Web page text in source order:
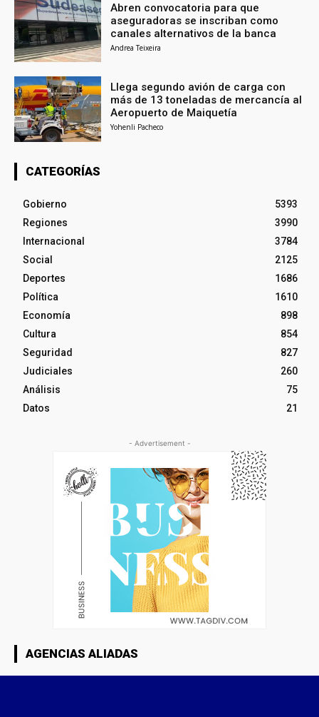
Abren convocatoria para que
aseguradoras se inscriban como
canales alternativos de la banca
Andrea Teixeira
Llega segundo avión de carga con
más de 13 toneladas de mercancía al
Aeropuerto de Maiquetía
Yohenli Pacheco
CATEGORÍAS
Gobierno
5393
Regiones
3990
Internacional
3784
Social
2125
Deportes
1686
Política
1610
Economía
898
Cultura
854
Seguridad
827
Judiciales
260
Análisis
75
Datos
21
- Advertisement -
AGENCIAS ALIADAS